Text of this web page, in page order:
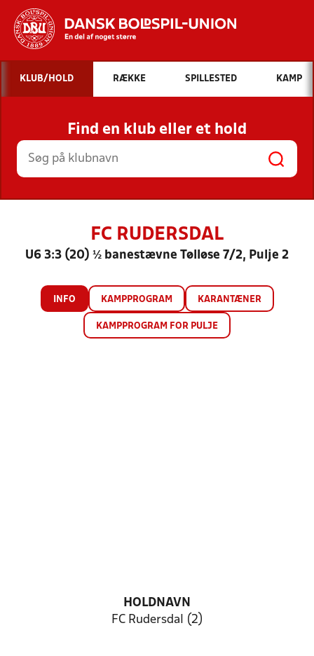
Hvad vil du søge efter?
INDHOLD OG NYHEDER
STILLINGER, RESULTATER, KLUBBER OG
HOLD
KLUB/HOLD RÆKKE SPILLESTED KAMP
Find en klub eller et hold
FC RUDERSDAL
U6 3:3 (20) ½ banestævne Tølløse 7/2, Pulje 2
INFO KAMPPROGRAM KARANTÆNER
KAMPPROGRAM FOR PULJE
HOLDNAVN
FC Rudersdal (2)